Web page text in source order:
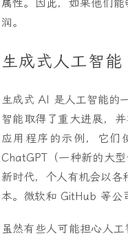
属性。因此，如果他们
润。
生成式人工智能
生成式 AI 是人工智能的
智能取得了重大进展，
应用程序的示例，它们
ChatGPT（一种新的大
新时代，个人有机会以
本。微软和 GitHub 等公
虽然有些人可能担心人